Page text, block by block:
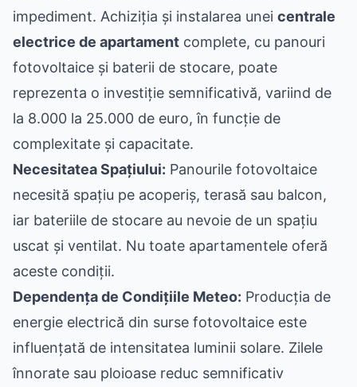
impediment. Achiziția și instalarea unei centrale
electrice de apartament complete, cu panouri
fotovoltaice și baterii de stocare, poate
reprezenta o investiție semnificativă, variind de
la 8.000 la 25.000 de euro, în funcție de
complexitate și capacitate.
Necesitatea Spațiului: Panourile fotovoltaice
necesită spațiu pe acoperiș, terasă sau balcon,
iar bateriile de stocare au nevoie de un spațiu
uscat și ventilat. Nu toate apartamentele oferă
aceste condiții.
Dependența de Condițiile Meteo: Producția de
energie electrică din surse fotovoltaice este
influențată de intensitatea luminii solare. Zilele
înnorate sau ploioase reduc semnificativ